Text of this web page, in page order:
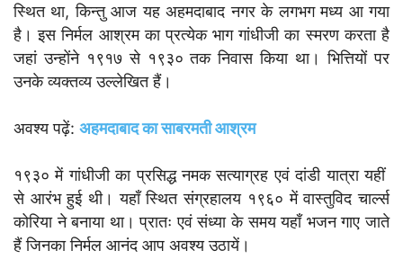
स्थित था, किन्तु आज यह अहमदाबाद नगर के लगभग मध्य आ गया
है। इस निर्मल आश्रम का प्रत्येक भाग गांधीजी का स्मरण करता है
जहां उन्होंने १९१७ से १९३० तक निवास किया था। भित्तियों पर
उनके व्यक्तव्य उल्लेखित हैं।
अवश्य पढ़ें: अहमदाबाद का साबरमती आश्रम
१९३० में गांधीजी का प्रसिद्ध नमक सत्याग्रह एवं दांडी यात्रा यहीं
से आरंभ हुई थी। यहाँ स्थित संग्रहालय १९६० में वास्तुविद चार्ल्स
कोरिया ने बनाया था। प्रातः एवं संध्या के समय यहाँ भजन गाए जाते
हैं जिनका निर्मल आनंद आप अवश्य उठायें।